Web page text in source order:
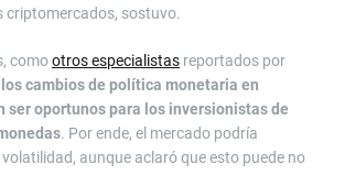
criptomercados, sostuvo.
comootros especialistas reportados por
los cambios de política monetaria en
ser oportunos para los inversionistas de
. Por ende, el mercado podría
aunque aclaró que esto puede no